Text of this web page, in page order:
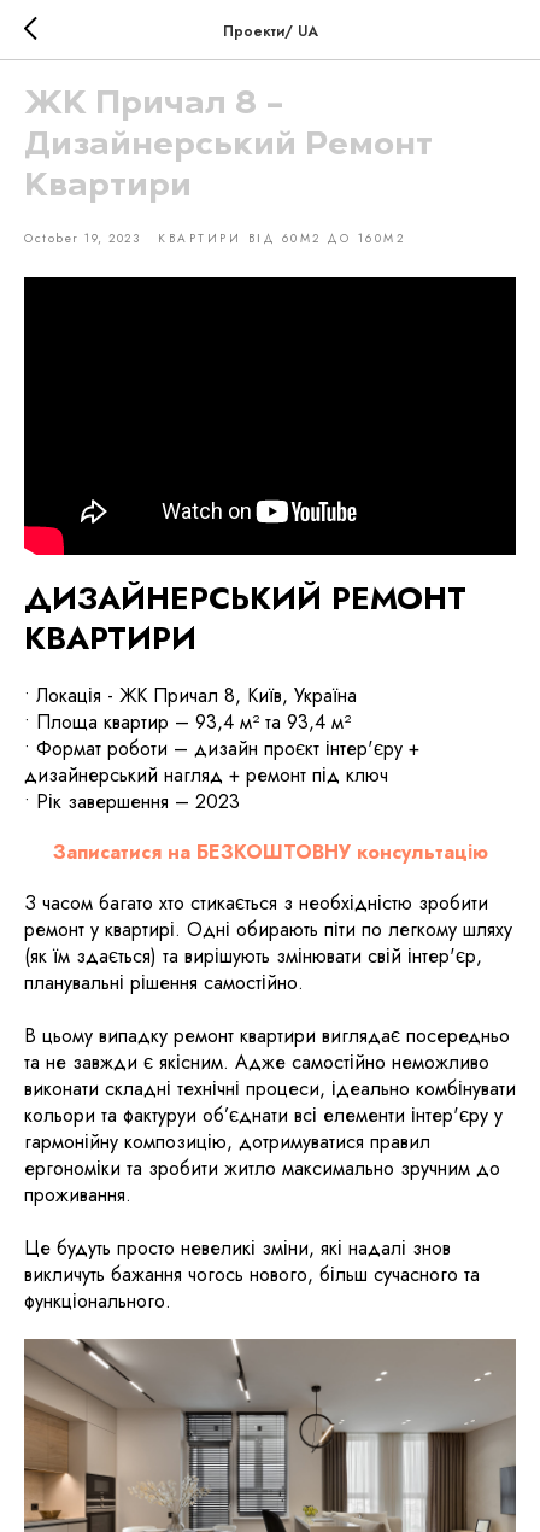
Проекти/ UA
ЖК Причал 8 -
Дизайнерський Ремонт
Квартири
October 19, 2023 КВАРТИРИ ВІД 60М2 ДО 160М2
ДИЗАЙНЕРСЬКИЙ РЕМОНТ
КВАРТИРИ
• Локація - ЖК Причал 8, Київ, Україна
• Площа квартир – 93,4 м² та 93,4 м²
• Формат роботи – дизайн проєкт інтер'єру +
дизайнерський нагляд + ремонт під ключ
• Рік завершення – 2023
Записатися на БЕЗКОШТОВНУ консультацію
З часом багато хто стикається з необхідністю зробити
ремонт у квартирі. Одні обирають піти по легкому шляху
(як їм здається) та вирішують змінювати свій інтер'єр,
планувальні рішення самостійно.
В цьому випадку ремонт квартири виглядає посередньо
та не завжди є якісним. Адже самостійно неможливо
виконати складні технічні процеси, ідеально комбінувати
кольори та фактуруи об’єднати всі елементи інтер'єру у
гармонійну композицію, дотримуватися правил
ергономіки та зробити житло максимально зручним до
проживання.
Це будуть просто невеликі зміни, які надалі знов
викличуть бажання чогось нового, більш сучасного та
функціонального.